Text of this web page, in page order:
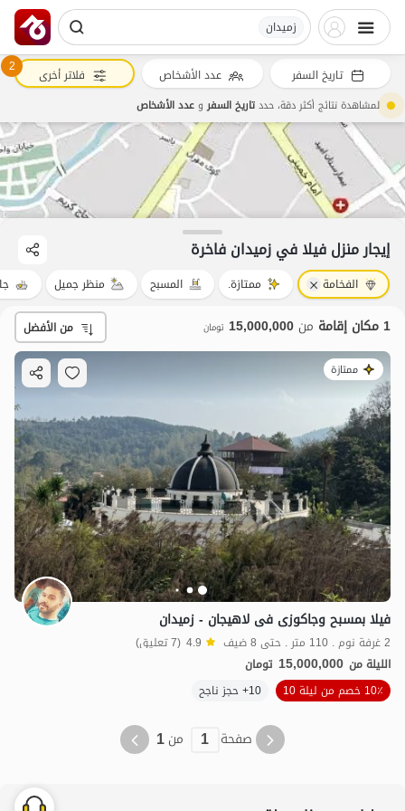
زمیدان
15
4.9
إيجار منزل فيلا في زمیدان فاخرة
الفخامة ممتازة. المسبح منظر جميل
1 مكان إقامة من 15,000,000 تومان من الأفضل
ممتازة
فیلا بمسبح وجاکوزی فی لاهیجان - زمیدان
2 غرفة نوم . 110 متر . حتى 8 ضيف 4.9 (7 تعليق)
الليلة من 15,000,000 تومان
10٪ خصم من ليلة 10
10+ حجز ناجح
صفحة 1 من1
تاريخ السفر عدد الأشخاص 2 فلاتر أخرى
لمشاهدة نتائج أكثر دقة، حددتاريخ السفروعدد الأشخاص